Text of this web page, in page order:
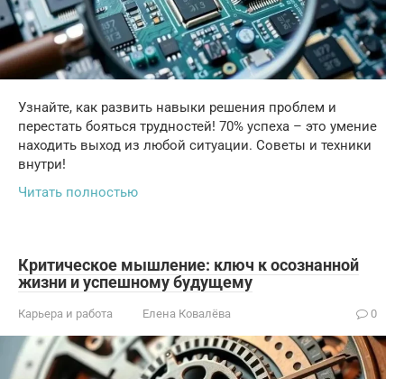
Узнайте, как развить навыки решения проблем и
перестать бояться трудностей! 70% успеха – это умение
находить выход из любой ситуации. Советы и техники
внутри!
Читать полностью
Критическое мышление: ключ к осознанной
жизни и успешному будущему
Карьера и работа Елена Ковалёва 0